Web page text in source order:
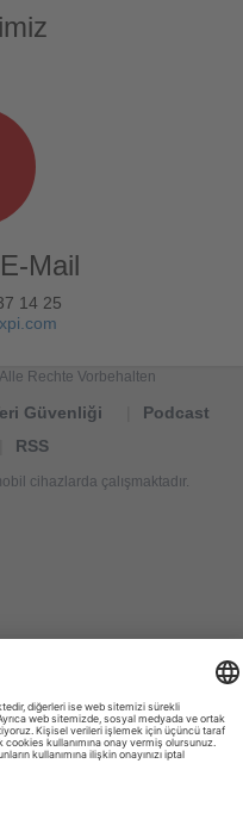
Mail
14 25
Rechte Vorbehalten
Güvenliği
Podcast
RSS
cihazlarda çalışmaktadır.